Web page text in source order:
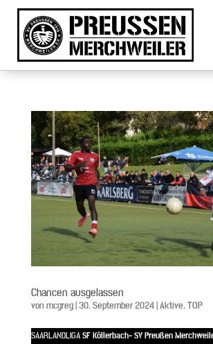
Chancen ausgelassen
von mcgreg|30. September 2024|Aktive,TOP
SAARLANDLIGASF Köllerbach- SV Preußen